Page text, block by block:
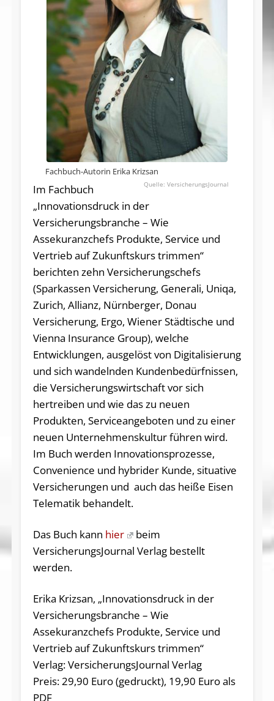
Fachbuch-Autorin Erika Krizsan
VersicherungsJournal
Im Fachbuch
„Innovationsdruck in der
Versicherungsbranche – Wie
Assekuranzchefs Produkte, Service und
Vertrieb auf Zukunftskurs trimmen“
berichten zehn Versicherungschefs
(Sparkassen Versicherung, Generali, Uniqa,
Zurich, Allianz, Nürnberger, Donau
Versicherung, Ergo, Wiener Städtische und
Vienna Insurance Group), welche
Entwicklungen, ausgelöst von Digitalisierung
und sich wandelnden Kundenbedürfnissen,
die Versicherungswirtschaft vor sich
hertreiben und wie das zu neuen
Produkten, Serviceangeboten und zu einer
neuen Unternehmenskultur führen wird.
Im Buch werden Innovationsprozesse,
Convenience und hybrider Kunde, situative
Versicherungen und auch das heiße Eisen
Telematik behandelt.
Das Buch kann hier
beim
VersicherungsJournal Verlag bestellt
werden.
Erika Krizsan, „Innovationsdruck in der
Versicherungsbranche – Wie
Assekuranzchefs Produkte, Service und
Vertrieb auf Zukunftskurs trimmen“
Verlag: VersicherungsJournal Verlag
Preis: 29,90 Euro (gedruckt), 19,90 Euro als
PDF